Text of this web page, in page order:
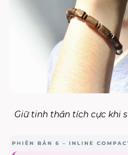
Giữ tinh thần tích cực khi